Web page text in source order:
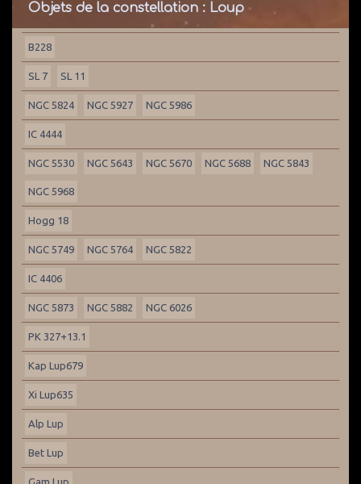
Objets de la constellation : Loup
B228
SL 7 SL 11
NGC 5824 NGC 5927 NGC 5986
IC 4444
NGC 5530 NGC 5643 NGC 5670 NGC 5688 NGC 5843
NGC 5968
Hogg 18
NGC 5749 NGC 5764 NGC 5822
IC 4406
NGC 5873 NGC 5882 NGC 6026
PK 327+13.1
Kap Lup679
Xi Lup635
Alp Lup
Bet Lup
Gam Lup